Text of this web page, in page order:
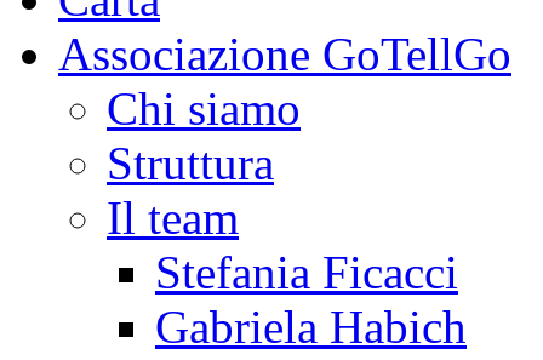
Associazione GoTellGo
Chi siamo
Struttura
Il team
Stefania Ficacci
Gabriela Habich